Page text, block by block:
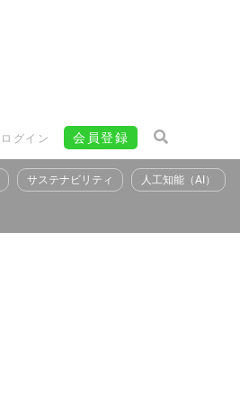
ログイン 会員登録
サステナビリティ 人工知能（AI）